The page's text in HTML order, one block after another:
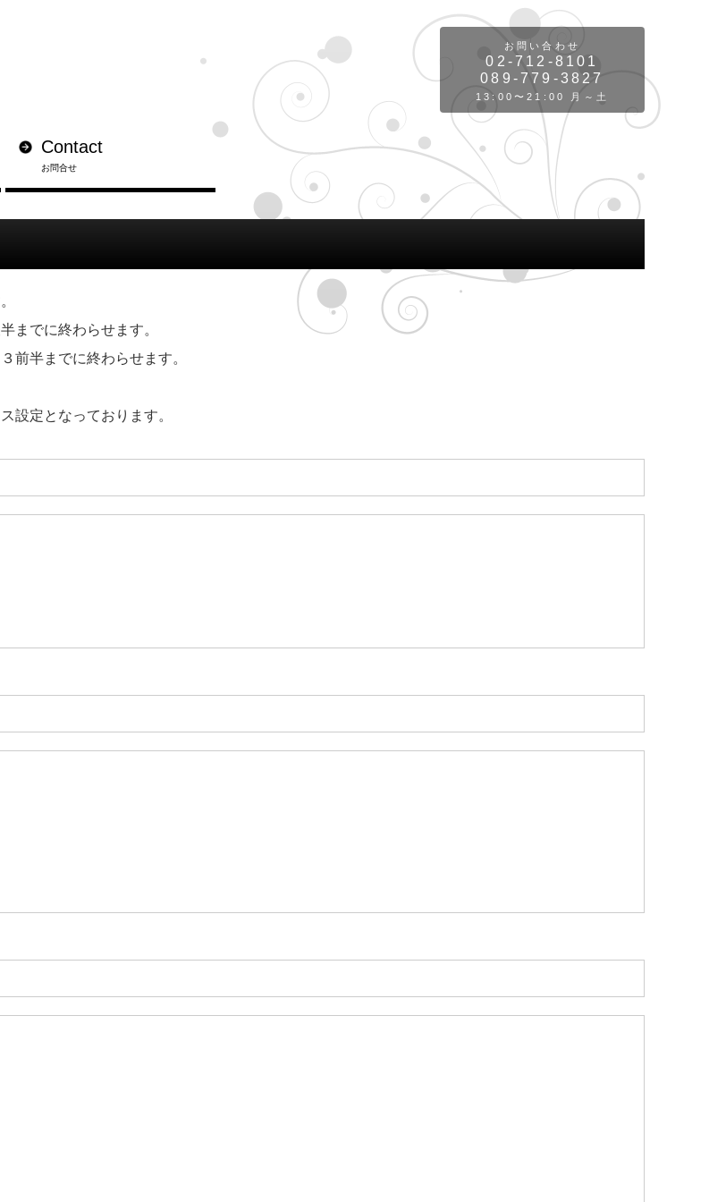
お問い合わせ
02-712-8101
089-779-3827
13:00〜21:00 月～土
Contact
お問合せ
までに終わらせます。
前半までに終わらせます。
設定となっております。